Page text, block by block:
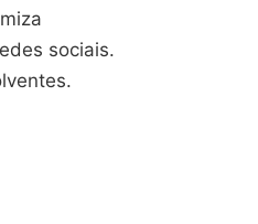
sociais.